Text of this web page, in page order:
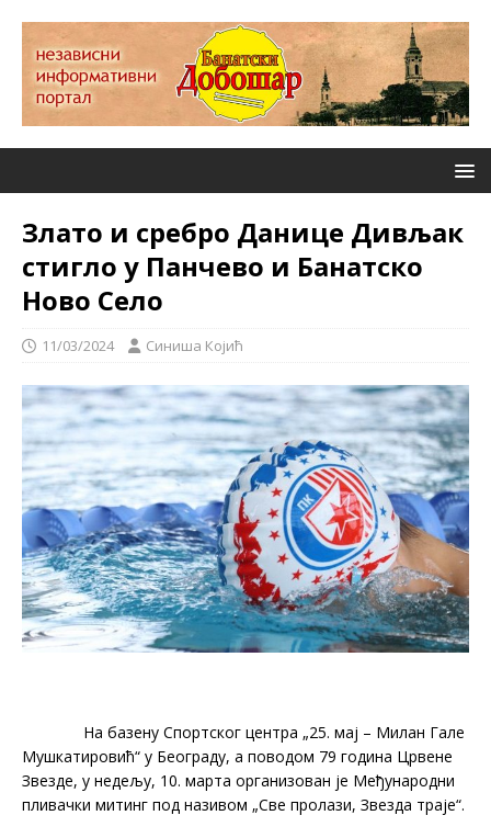
Злато и сребро Данице Дивљак
стигло у Панчево и Банатско
Ново Село
11/03/2024 Синиша Којић
На базену Спортског центра „25. мај – Милан Гале
Мушкатировић“ у Београду, а поводом 79 година Црвене
Звезде, у недељу, 10. марта организован је Међународни
пливачки митинг под називом „Све пролази, Звезда траје“.